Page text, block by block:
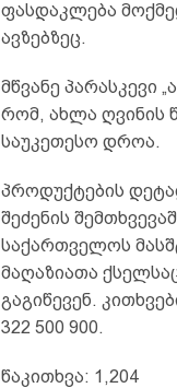
ფასდაკლება
ავზებზეც.
მწვანე პარასკევი
რომ, ახლა ღვინის
საუკეთესო დროა.
პროდუქტების
შეძენის
საქართველოს
მაღაზიათა
გაგიწევენ.
322 500 900.
წაკითხვა: 1,204